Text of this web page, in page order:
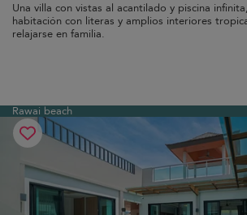
Una villa con vistas al acantilado y piscina
habitación con literas y amplios interiores
relajarse en familia.
Rawai beach